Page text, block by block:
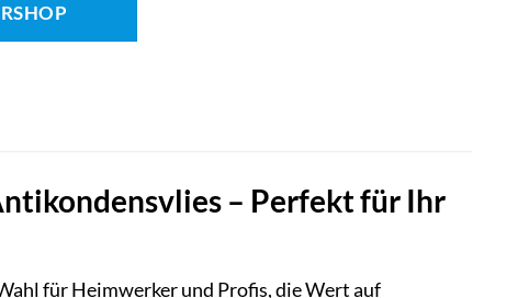
– Perfekt für Ihr
für Heimwerker und Profis, die Wert auf